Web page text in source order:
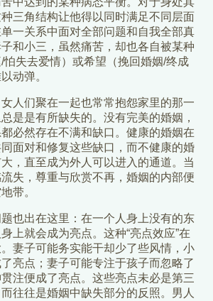
三角结构让他得以同时满足不同层面
一关系中面对全部问题和自我全部真
和小三，虽然痛苦，却也各自被某种
怕失去爱情）或希望（挽回婚姻/终成
动弹。
人们聚在一起也常常抱怨家里的那一
是是有所缺失的。没有完美的婚姻，
必然存在不满和缺口。健康的婚姻在
面对和修复这些缺口，而不健康的婚
，直至成为外人可以进入的通道。当
失，尊重与欣赏不再，婚姻的内部便
带。
也出在这里：在一个人身上没有的东
上就会成为亮点。这种“亮点效应”在
妻子可能务实能干却少了些风情，小
亮点；妻子可能专注于孩子而忽略了
注便成了亮点。这些亮点未必是第三
往往是婚姻中缺失部分的反照。男人